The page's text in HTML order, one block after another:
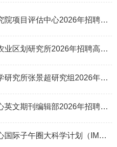
中国科学院科技战略咨询研究院项目评估中心2026年招聘中层领导岗位人员启事
中国农业科学院农业资源与农业区划研究所2026年招聘高层次人才公告
中国科学院遗传与发育生物学研究所张景超研究组2026年招聘启事（硕士研究生
中国科学院国家空间科学中心英文期刊编辑部2026年招聘工作人员启事（博士研
中国科学院国家空间科学中心国际子午圈大科学计划（IMCP）2026年诚聘英才（博